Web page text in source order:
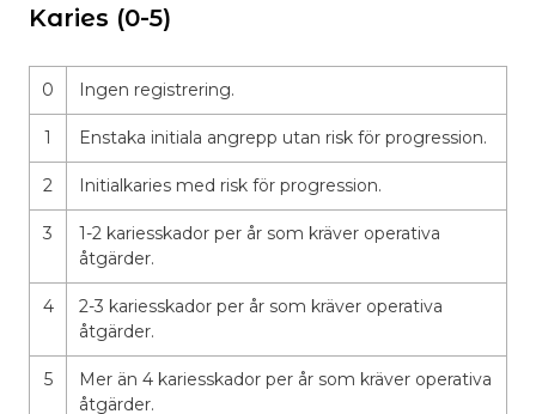
Karies (0-5)
0 Ingen registrering.
1 Enstaka initiala angrepp utan risk för progression.
2 Initialkaries med risk för progression.
3
1-2 kariesskador per år som kräver operativa
åtgärder.
4
2-3 kariesskador per år som kräver operativa
åtgärder.
5
Mer än 4 kariesskador per år som kräver operativa
åtgärder.